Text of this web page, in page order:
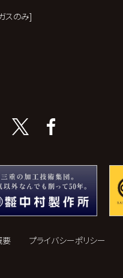
スのみ]
要 プライバシーポリシー